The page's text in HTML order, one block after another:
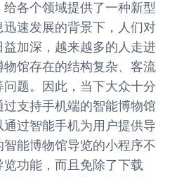
各个领域提供了一种新型
速发展的背景下，人们对
加深，越来越多的人走进
馆存在的结构复杂、客流
题。因此，当下大众十分
支持手机端的智能博物馆
过智能手机为用户提供导
能博物馆导览的小程序不
功能，而且免除了下载